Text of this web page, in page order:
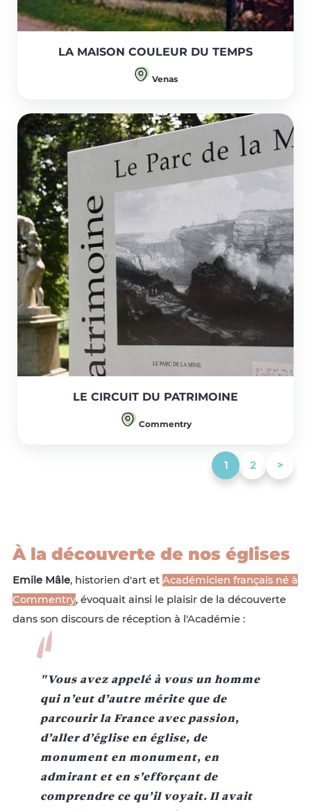
LA MAISON COULEUR DU TEMPS
Venas
LE CIRCUIT DU PATRIMOINE
Commentry
1
(current) 2 >
À la découverte de nos églises
Emile Mâle, historien d'art et Académicien français né à
Commentry, évoquait ainsi le plaisir de la découverte
dans son discours de réception à l'Académie :
"Vous avez appelé à vous un homme
qui n’eut d’autre mérite que de
parcourir la France avec passion,
d’aller d’église en église, de
monument en monument, en
admirant et en s’efforçant de
comprendre ce qu’il voyait. Il avait